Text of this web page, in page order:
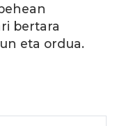
bertara
eta ordua.